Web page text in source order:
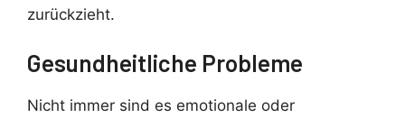
zurückzieht.
Gesundheitliche Probleme
Nicht immer sind es emotionale oder